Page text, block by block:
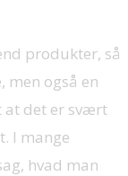
produkter, så
men også en
at det er svært
I mange
hvad man